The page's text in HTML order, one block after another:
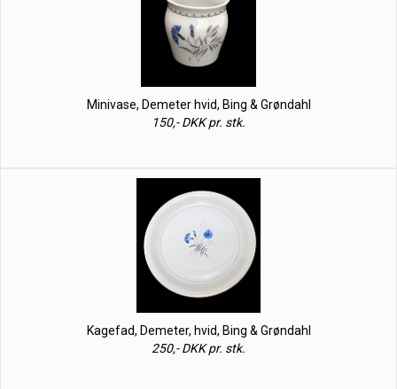
Minivase, Demeter hvid, Bing & Grøndahl
150,- DKK pr. stk.
Kagefad, Demeter, hvid, Bing & Grøndahl
250,- DKK pr. stk.